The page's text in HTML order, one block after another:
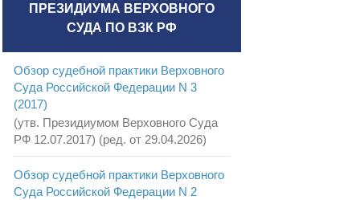
ПРЕЗИДИУМА ВЕРХОВНОГО
СУДА ПО ВЗК РФ
Обзор судебной практики Верховного
Суда Российской Федерации N 3
(2017)
(утв. Президиумом Верховного Суда
РФ 12.07.2017) (ред. от 29.04.2026)
Обзор судебной практики Верховного
Суда Российской Федерации N 2